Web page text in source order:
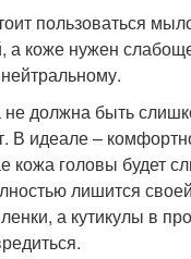
пользоваться
а коже нужен
должна быть
В идеале –
кожа головы будет
лишится
а кутикулы в